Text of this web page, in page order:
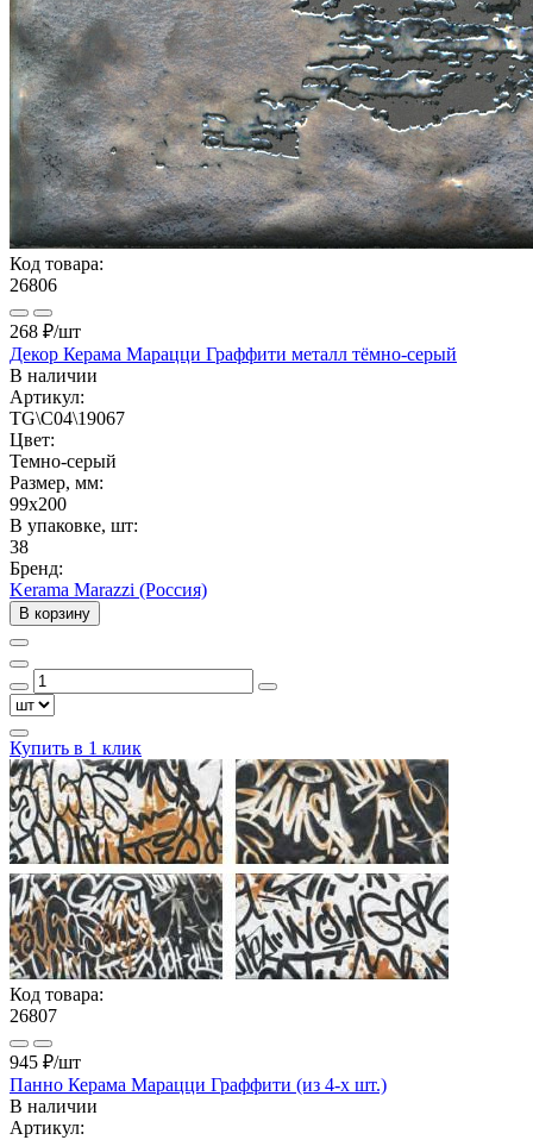
Код товара:
26806
268 ₽/шт
Декор Керама Марацци Граффити металл тёмно-серый
В наличии
Артикул:
TG\C04\19067
Цвет:
Темно-серый
Размер, мм:
99x200
В упаковке, шт:
38
Бренд:
Kerama Marazzi (Россия)
В корзину
Купить в 1 клик
Код товара:
26807
945 ₽/шт
Панно Керама Марацци Граффити (из 4-х шт.)
В наличии
Артикул: